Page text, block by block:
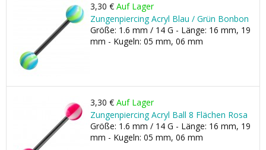
3,30 € Auf Lager
Zungenpiercing Acryl Blau / Grün Bonbon
Größe: 1.6 mm / 14 G - Länge: 16 mm, 19
mm - Kugeln: 05 mm, 06 mm
3,30 € Auf Lager
Zungenpiercing Acryl Ball 8 Flächen Rosa
Größe: 1.6 mm / 14 G - Länge: 16 mm, 19
mm - Kugeln: 05 mm, 06 mm